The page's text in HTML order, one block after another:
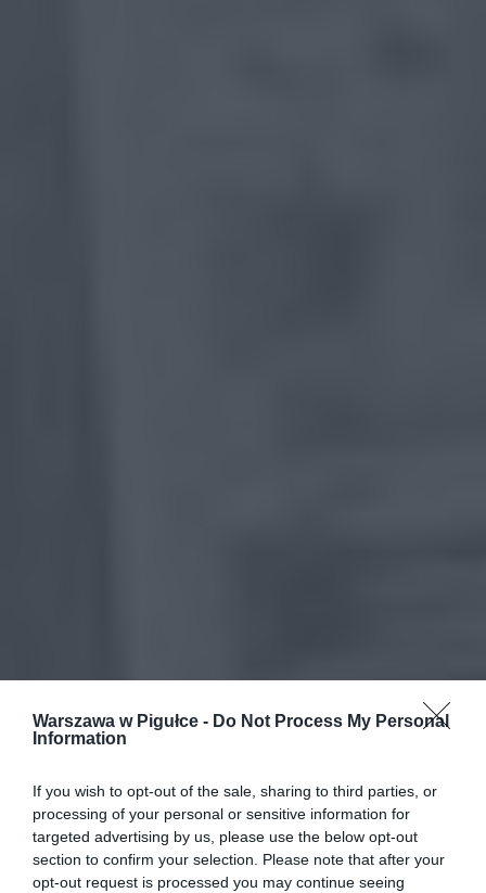
Warszawa w Pigułce - Do Not Process My Personal
Information
If you wish to opt-out of the sale, sharing to third parties, or
processing of your personal or sensitive information for
targeted advertising by us, please use the below opt-out
section to confirm your selection. Please note that after your
opt-out request is processed you may continue seeing